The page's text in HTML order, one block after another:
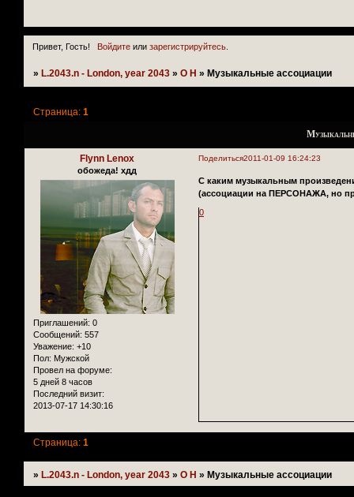
Привет, Гость! Войдитеили зарегистрируйтесь.
» L.2043.n - London, year 2043 »О Н » Музыкальные ассоциации
Страница:1
Поделиться2011-01-09 16:24:23
Flynn Lenox
обожеда! хдд
Приглашений: 0
Сообщений: 557
Уважение: +10
Пол: Мужской
Провел на форуме:
5 дней 8 часов
Последний визит:
2013-07-17 14:30:16
С каким музыкальным
(ассоциации на ПЕРСОНАЖА, но
0
Страница:1
»L.2043.n - London, year 2043 »О Н »Музыкальные ассоциации